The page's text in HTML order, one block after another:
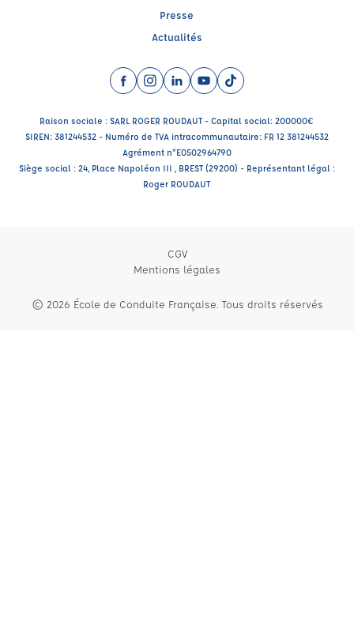
Presse
Actualités
Facebook (nouvelle fenêtre)
Instagram (nouvelle fenêtre)
LinkedIn (nouvelle fenêtre)
YouTube (nouvelle fenêtre)
TikTok (nouvelle
Raison sociale : SARL ROGER ROUDAUT - Capital social: 200000€
SIREN: 381244532 - Numéro de TVA intracommunautaire: FR 12 381244532
Agrément n°E0502964790
Siège social : 24, Place Napoléon III , BREST (29200) - Représentant légal :
Roger ROUDAUT
CGV
Mentions légales
© 2026 École de Conduite Française. Tous droits réservés